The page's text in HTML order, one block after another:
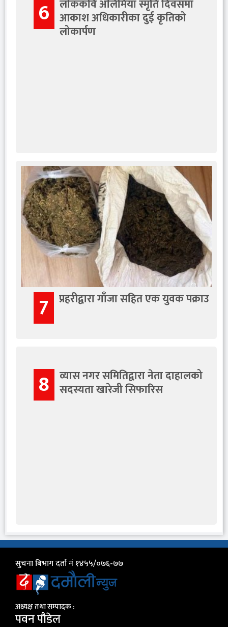
6 लोककवि अलिमियाँ स्मृति दिवसमा
आकाश अधिकारीका दुई कृतिको
लोकार्पण
7 प्रहरीद्वारा गाँजा सहित एक युवक पक्राउ
8 व्यास नगर समितिद्वारा नेता दाहालको
सदस्यता खारेजी सिफारिस
सुचना बिभाग दर्ता नं १४५५/०७६-७७
अध्यक्ष तथा सम्पादक :
पवन पौडेल